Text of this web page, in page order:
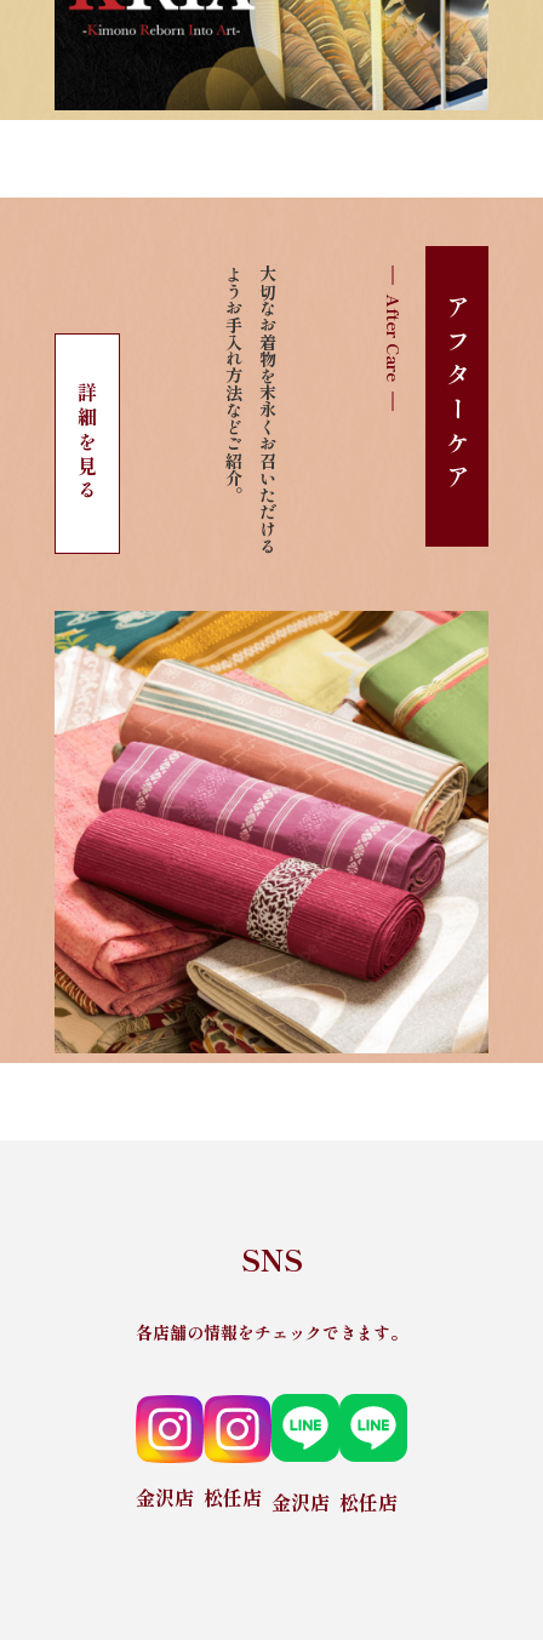
アフターケア
After Care
大切なお着物を末永くお召いただける
ようお手入れ方法などご紹介。
詳細を見る
SNS
各店舗の情報をチェックできます。
金沢店 松任店 金沢店 松任店